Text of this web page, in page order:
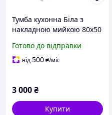
Тумба кухонна Біла з
накладною мийкою 80х50
Готово до відправки
від500₴/міс
3 000₴
Купити